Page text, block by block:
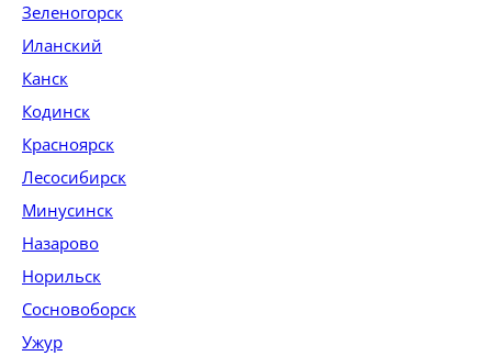
Зеленогорск
Иланский
Канск
Кодинск
Красноярск
Лесосибирск
Минусинск
Назарово
Норильск
Сосновоборск
Ужур